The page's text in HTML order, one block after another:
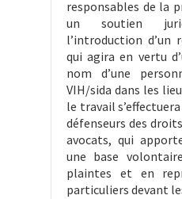
responsables de la
un soutien
l’introduction d’un
qui agira en vertu
nom d’une
VIH/sida dans les
le travail
défenseurs des
avocats, qui
une base
plaintes et en
particuliers devant